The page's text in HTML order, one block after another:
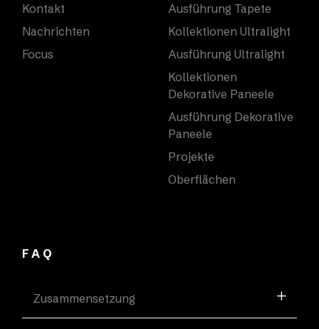
Kontakt
Nachrichten
Focus
Ausführung Tapete
Kollektionen Ultralight
Ausführung Ultralight
Kollektionen
Dekorative Paneele
Ausführung Dekorative
Paneele
Projekte
Oberflächen
FAQ
Zusammensetzung